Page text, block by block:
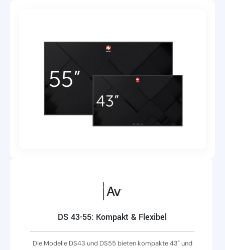
DS 43-55: Kompakt & Flexibel
Die Modelle DS43 und DS55 bieten kompakte 43" und